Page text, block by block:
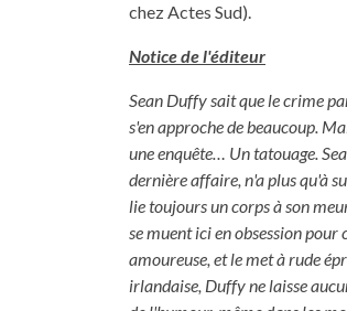
chez Actes Sud).
Notice de l'éditeur
Sean Duffy sait que le crime
s'en approche de beaucoup.
une enquête… Un tatouage.
dernière affaire, n'a plus qu'à
lie toujours un corps à son
se muent ici en obsession pour
amoureuse, et le met à rude
irlandaise, Duffy ne laisse